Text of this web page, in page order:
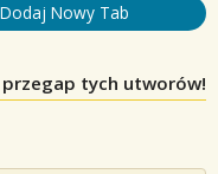
Dodaj Nowy Tab
przegap tych utworów!